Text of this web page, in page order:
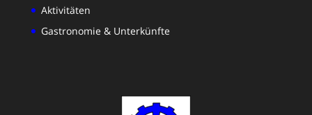
Aktivitäten
Gastronomie & Unterkünfte